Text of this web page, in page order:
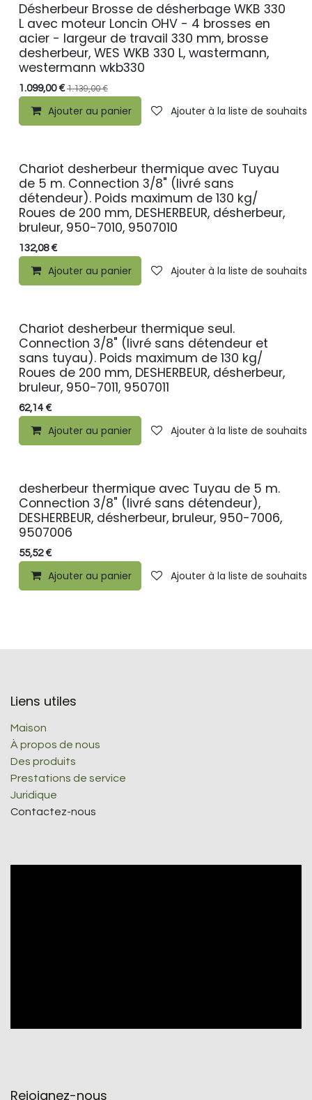
Désherbeur Brosse de désherbage WKB 330
L avec moteur Loncin OHV - 4 brosses en
acier - largeur de travail 330 mm, brosse
desherbeur, WES WKB 330 L, wastermann,
westermann wkb330
1.099,00€ 1.139,00€
Ajouter au panier Ajouter à la liste de souhaits
Chariot desherbeur thermique avec Tuyau
de 5 m. Connection 3/8" (livré sans
détendeur). Poids maximum de 130 kg/
Roues de 200 mm, DESHERBEUR, désherbeur,
bruleur, 950-7010, 9507010
132,08€
Ajouter au panier Ajouter à la liste de souhaits
Chariot desherbeur thermique seul.
Connection 3/8" (livré sans détendeur et
sans tuyau). Poids maximum de 130 kg/
Roues de 200 mm, DESHERBEUR, désherbeur,
bruleur, 950-7011, 9507011
62,14 €
Ajouter au panier Ajouter à la liste de souhaits
desherbeur thermique avec Tuyau de 5 m.
Connection 3/8" (livré sans détendeur),
DESHERBEUR, désherbeur, bruleur, 950-7006,
9507006
55,52€
Ajouter au panier Ajouter à la liste de souhaits
Liens utiles
Maison
À propos de nous
Des produits
Prestations de service
Juridique
Contactez-nous
Rejoignez-nous